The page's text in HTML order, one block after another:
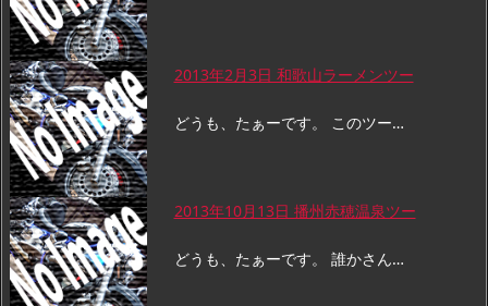
2013年2月3日 和歌山ラーメンツー
どうも、たぁーです。 このツー…
2013年10月13日 播州赤穂温泉ツー
どうも、たぁーです。 誰かさん…